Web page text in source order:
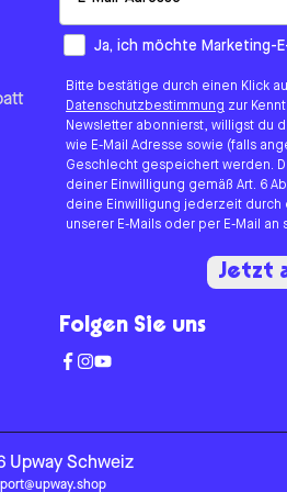
How would you like to hear
Ja, ich möchte Marketing-
Bitte bestätige durch einen Klick
Datenschutzbestimmung zur
Newsletter abonnierst, willigst du
wie E-Mail Adresse sowie (falls
Geschlecht gespeichert werden.
deiner Einwilligung gemäß Art. 6
deine Einwilligung jederzeit durch
unserer E-Mails oder per E-Mail
Jetzt
Folgen Sie uns
Upway Schweiz